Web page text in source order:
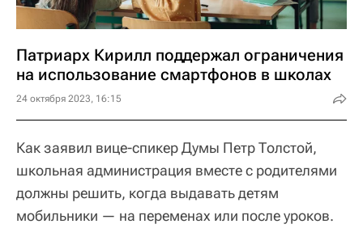
Патриарх Кирилл поддержал ограничения
на использование смартфонов в школах
24 октября 2023, 16:15
Как заявил вице-спикер Думы Петр Толстой,
школьная администрация вместе с родителями
должны решить, когда выдавать детям
мобильники — на переменах или после уроков.